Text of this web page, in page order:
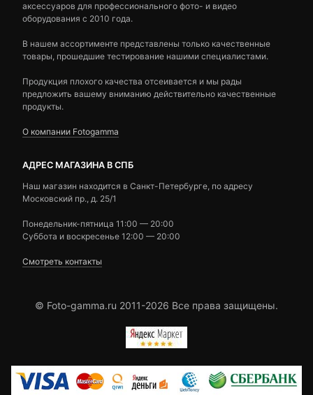
аксессуаров для профессионального фото- и видео
оборудования с 2010 года.
В нашем ассортименте представлены только качественные
товары, прошедшие тестирование нашими специалистами.
Продукция плохого качества отсеивается и мы рады
предложить вашему вниманию действительно качественные
продукты.
О компании Fotogamma
АДРЕС МАГАЗИНА В СПБ
Наш магазин находится в Санкт-Петербурге, по адресу
Московский пр., д. 25/1
Понедельник-пятница 11:00 — 20:00
Суббота и воскресенье 12:00 — 20:00
Смотреть контакты
© Foto-gamma.ru 2011-2026 Все права защищены.